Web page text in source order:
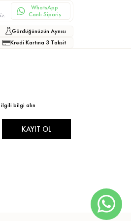
WhatsApp
Canlı Sipariş
Gördüğünüzün Aynısı
Kredi Kartına 3 Taksit
bilgi alın
KAYIT OL